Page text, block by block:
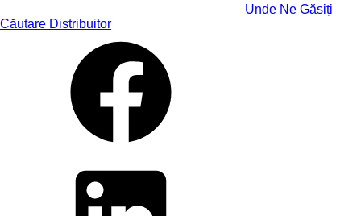
Unde Ne Găsiți
Căutare Distribuitor